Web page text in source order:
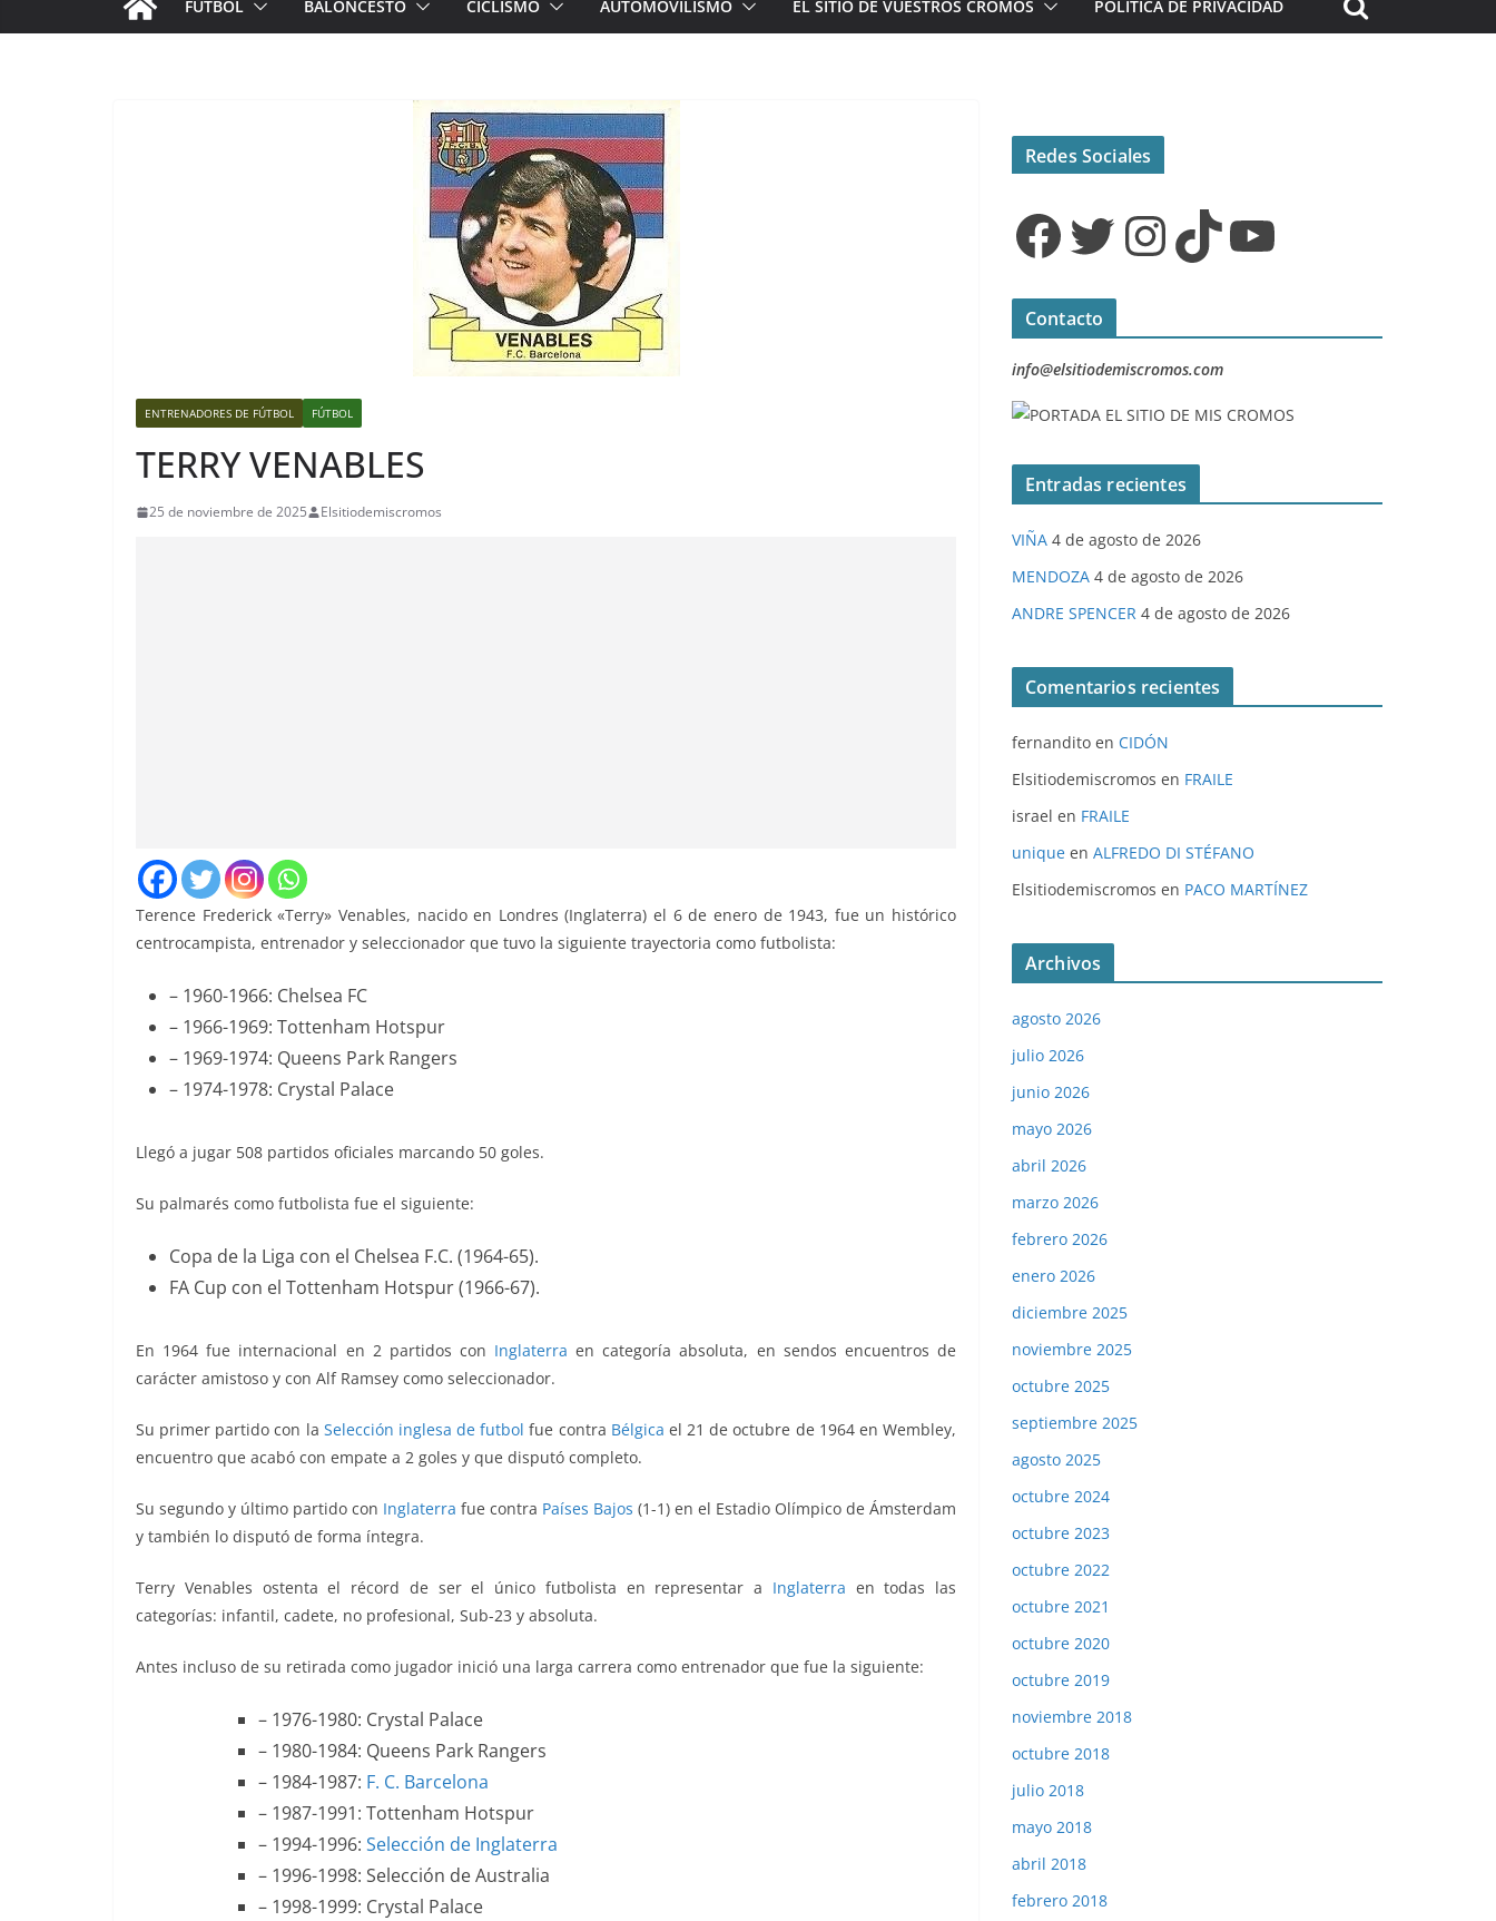
FÚTBOL BALONCESTO CICLISMO AUTOMOVILISMO EL SITIO DE VUESTROS CROMOS POLÍTICA DE PRIVACIDAD
ENTRENADORES DE FÚTBOL FÚTBOL
TERRY VENABLES
25 de noviembre de 2025 Elsitiodemiscromos
Terence Frederick «Terry» Venables, nacido en Londres (Inglaterra) el 6 de enero de 1943, fue un histórico
centrocampista, entrenador y seleccionador que tuvo la siguiente trayectoria como futbolista:
– 1960-1966: Chelsea FC
– 1966-1969: Tottenham Hotspur
– 1969-1974: Queens Park Rangers
– 1974-1978: Crystal Palace
Llegó a jugar 508 partidos oficiales marcando 50 goles.
Su palmarés como futbolista fue el siguiente:
Copa de la Liga con el Chelsea F.C. (1964-65).
FA Cup con el Tottenham Hotspur (1966-67).
En 1964 fue internacional en 2 partidos con Inglaterra en categoría absoluta, en sendos encuentros de
carácter amistoso y con Alf Ramsey como seleccionador.
Su primer partido con la Selección inglesa de futbol fue contra Bélgica el 21 de octubre de 1964 en Wembley,
encuentro que acabó con empate a 2 goles y que disputó completo.
Su segundo y último partido con Inglaterra fue contra Países Bajos (1-1) en el Estadio Olímpico de Ámsterdam
y también lo disputó de forma íntegra.
Terry Venables ostenta el récord de ser el único futbolista en representar a Inglaterra en todas las
categorías: infantil, cadete, no profesional, Sub-23 y absoluta.
Antes incluso de su retirada como jugador inició una larga carrera como entrenador que fue la siguiente:
– 1976-1980: Crystal Palace
– 1980-1984: Queens Park Rangers
– 1984-1987: F. C. Barcelona
– 1987-1991: Tottenham Hotspur
– 1994-1996: Selección de Inglaterra
– 1996-1998: Selección de Australia
– 1998-1999: Crystal Palace
Redes Sociales
Facebook Twitter InstagramTikTok YouTube
Contacto
info@elsitiodemiscromos.com
Entradas recientes
VIÑA 4 de agosto de 2026
MENDOZA 4 de agosto de 2026
ANDRE SPENCER 4 de agosto de 2026
Comentarios recientes
fernandito en CIDÓN
Elsitiodemiscromos en FRAILE
israel en FRAILE
unique en ALFREDO DI STÉFANO
Elsitiodemiscromos en PACO MARTÍNEZ
Archivos
agosto 2026
julio 2026
junio 2026
mayo 2026
abril 2026
marzo 2026
febrero 2026
enero 2026
diciembre 2025
noviembre 2025
octubre 2025
septiembre 2025
agosto 2025
octubre 2024
octubre 2023
octubre 2022
octubre 2021
octubre 2020
octubre 2019
noviembre 2018
octubre 2018
julio 2018
mayo 2018
abril 2018
febrero 2018